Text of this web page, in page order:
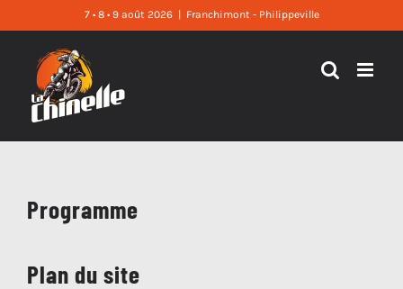
to
content
7 • 8 • 9 août 2026 Franchimont - Philippeville
Programme
Plan du site